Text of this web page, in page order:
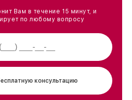
Вам в течение 15 минут, и
по любому вопросу
консультацию